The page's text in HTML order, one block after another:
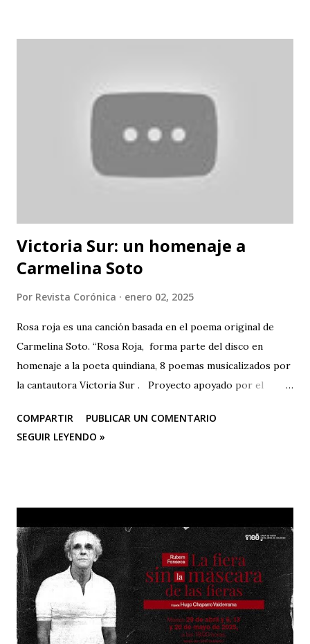
Victoria Sur: un homenaje a
Carmelina Soto
Por Revista Corónica enero 02, 2025
Rosa roja es una canción basada en el poema original de
Carmelina Soto. “Rosa Roja, forma parte del disco en
homenaje a la poeta quindiana, 8 poemas musicalizados por
la cantautora Victoria Sur . Proyecto apoyado por el
Programa Nacional de Concertación Cultural y la Secretaría
de Cultura de la gobernación del Quindío ROSA ROJA
verdura esperanzada y férvida del prado? y ese sufrir de
espinas y dulzura y jardín por alondras clausurado? En tu
clara bondad de miel caliente, sombra casi de fruto
sugerente entre nubes y pájaros soñando. Y en tu llama de
sangre perseguida, indefinidamente indefinida, sigues por
tu perfume caminando.
COMPARTIR
PUBLICAR UN COMENTARIO
SEGUIR LEYENDO »